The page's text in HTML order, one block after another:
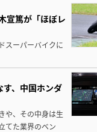
宣篤が「ほぼレ
スーパーバイクに
、中国ホンダ
や、その中身は生
てた業界のベン